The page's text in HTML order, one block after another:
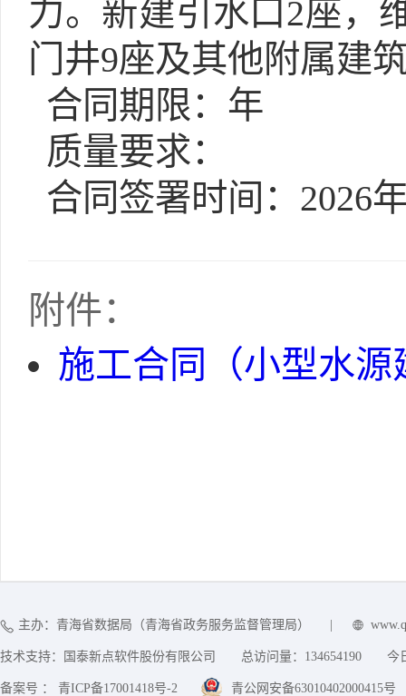
力。新建引水口2座，
门井9座及其他附属建
合同期限：年
质量要求：
合同签署时间：2026
附件：
施工合同（小型水源
主办：青海省数据局（青海省政务服务监督管理局）
技术支持：国泰新点软件股份有限公司 总访问量： 134654190 今
备案号 ： 青ICP备17001418号-2 青公网安备63010402000415号